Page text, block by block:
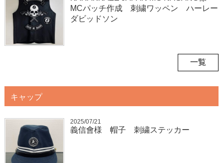
MCパッチ作成 刺繍ワッペン ハーレー
ダビッドソン
一覧
キャップ
2025/07/21
義信會様 帽子 刺繍ステッカー